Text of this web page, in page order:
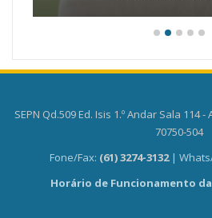
SEPN Qd.509 Ed. Isis 1.º Andar Sala 114
70750-504
Fone/Fax: (61) 3274-3132 |
Horário de Funcionamento